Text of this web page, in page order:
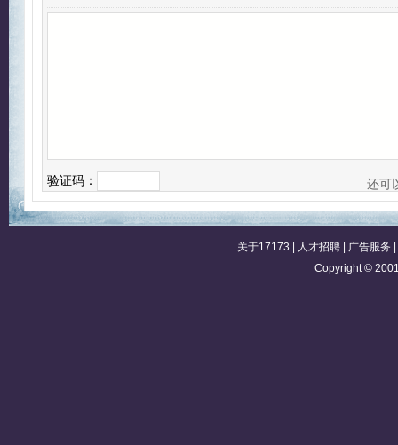
验证码： 还可
关于17173 人才招聘 广告服务
Copyright ©